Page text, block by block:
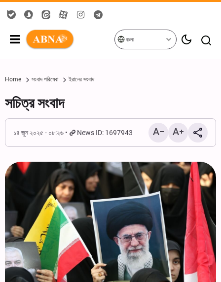
বাংলা
Home সংবাদ পরিষেবা ইরানের সংবাদ
সচিত্র সংবাদ
১৪ জুন ২০২৫ - ০৮:২৬ News ID: 1697943